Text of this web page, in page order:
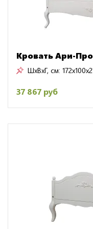
Кровать Ари-
ШxВxГ, см:
37 867 руб